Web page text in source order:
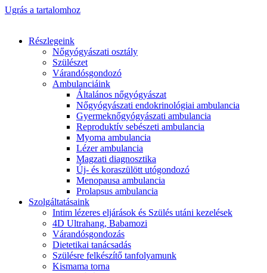
Ugrás a tartalomhoz
Részlegeink
Nőgyógyászati osztály
Szülészet
Várandósgondozó
Ambulanciáink
Általános nőgyógyászat
Nőgyógyászati endokrinológiai ambulancia
Gyermeknőgyógyászati ambulancia
Reproduktív sebészeti ambulancia
Myoma ambulancia
Lézer ambulancia
Magzati diagnosztika
Új- és koraszülött utógondozó
Menopausa ambulancia
Prolapsus ambulancia
Szolgáltatásaink
Intim lézeres eljárások és Szülés utáni kezelések
4D Ultrahang, Babamozi
Várandósgondozás
Dietetikai tanácsadás
Szülésre felkészítő tanfolyamunk
Kismama torna